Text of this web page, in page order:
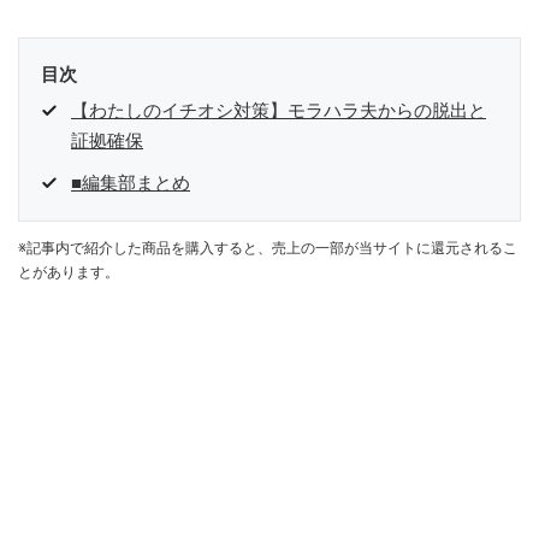
目次
【わたしのイチオシ対策】モラハラ夫からの脱出と
証拠確保
■編集部まとめ
※記事内で紹介した商品を購入すると、売上の一部が当サイトに還元されるこ
とがあります。